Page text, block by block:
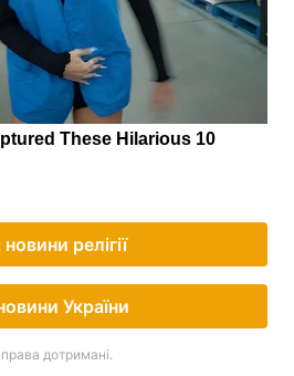
новини релігії
України
дотримані.